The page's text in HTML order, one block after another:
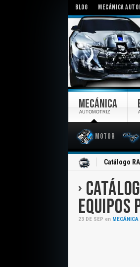
BLOG MECÁNICA
MECÁNICA
AUTOMOTRIZ
Motor
Catálogo
EQUIPOS
23 DE SEP en MECÁNICA